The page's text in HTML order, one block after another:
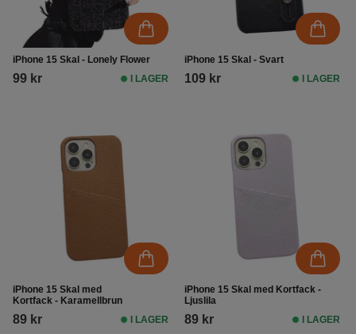
iPhone 15 Skal - Lonely Flower
99 kr I LAGER
iPhone 15 Skal - Svart
109 kr I LAGER
iPhone 15 Skal med
Kortfack - Karamellbrun
89 kr I LAGER
iPhone 15 Skal med Kortfack -
Ljuslila
89 kr I LAGER